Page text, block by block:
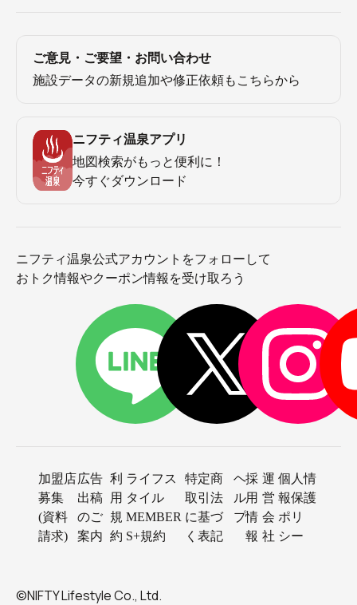
ご意見・ご要望・お問い合わせ
施設データの新規追加や修正依頼もこちらから
ニフティ温泉アプリ
地図検索がもっと便利に！
今すぐダウンロード
ニフティ温泉公式アカウントをフォローして
おトク情報やクーポン情報を受け取ろう
加盟店
募集
(資料
請求)
広告
出稿
のご
案内
利
用
規
約
ライフス
タイル
MEMBER
S+規約
特定商
取引法
に基づ
く表記
ヘ
ル
プ
採
用
情
報
運
営
会
社
個人情
報保護
ポリ
シー
©NIFTY Lifestyle Co., Ltd.